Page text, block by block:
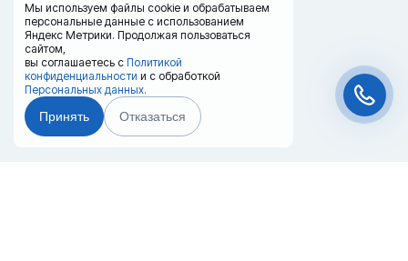
Мы используем файлы cookie и обрабатываем
персональные данные с использованием
Яндекс Метрики. Продолжая пользоваться
сайтом,
вы соглашаетесь с Политикой
конфиденциальности и с обработкой
Персональных данных.
Принять Отказаться